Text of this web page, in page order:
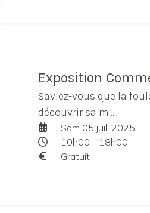
Exposition
Saviez-vous que la
découvrir sa m...
Sam 05 juil. 2025
10h00 - 18h00
Gratuit